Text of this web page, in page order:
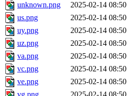
unknown.png
2025-02-14 08:50
us.png
2025-02-14 08:50
uy.png
2025-02-14 08:50
uz.png
2025-02-14 08:50
va.png
2025-02-14 08:50
vc.png
2025-02-14 08:50
ve.png
2025-02-14 08:50